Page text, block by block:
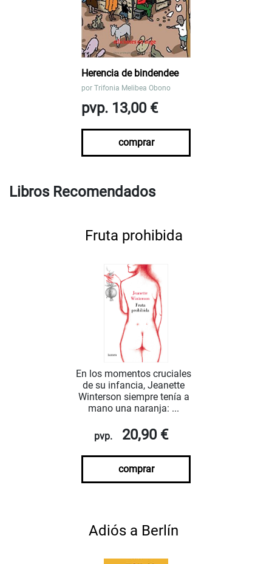
Herencia de bindendee
por Trifonia Melibea Obono
pvp. 13,00 €
comprar
Libros Recomendados
Fruta prohibida
En los momentos cruciales
de su infancia, Jeanette
Winterson siempre tenía a
mano una naranja: ...
pvp. 20,90 €
comprar
Adiós a Berlín